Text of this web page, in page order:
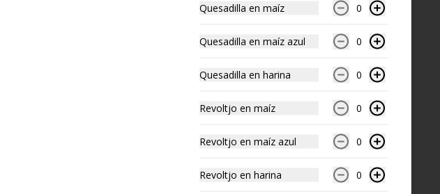
Quesadilla en maíz 0
Quesadilla en maíz azul 0
Quesadilla en harina 0
Revoltjo en maíz 0
Revoltjo en maíz azul 0
Revoltjo en harina 0